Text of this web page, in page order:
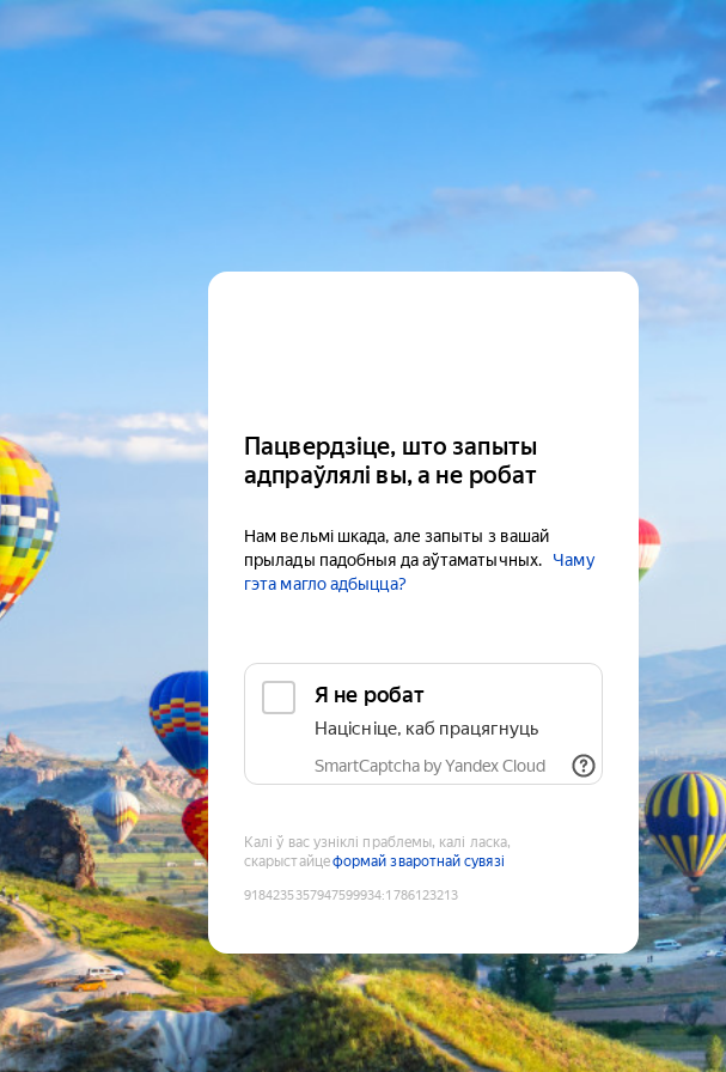
Пацвердзіце, што запыты
адпраўлялі вы, а не робат
Нам вельмі шкада, але запыты з вашай
прылады падобныя да аўтаматычных.
Чаму
гэта магло адбыцца?
Я не робат
Націсніце, каб працягнуць
SmartCaptcha by Yandex Cloud
Калі ў вас узніклі праблемы, калі ласка,
скарыстайцеформай зваротнай сувязі
9184235357947599934:1786123213